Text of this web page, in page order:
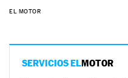
EL MOTOR
SERVICIOS ELMOTOR